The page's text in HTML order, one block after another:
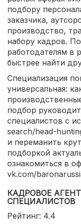
подбору
заказчика,
производство,
набору кадров.
работодателям в
быстрее найти
Специализация
универсальная:
подбор
специалистов с
search/head-
и переманить
подборкой
ознакомиться в
vk.com/
КАДРОВОЕ
СПЕЦИАЛИСТОВ
Рейтинг: 4.4